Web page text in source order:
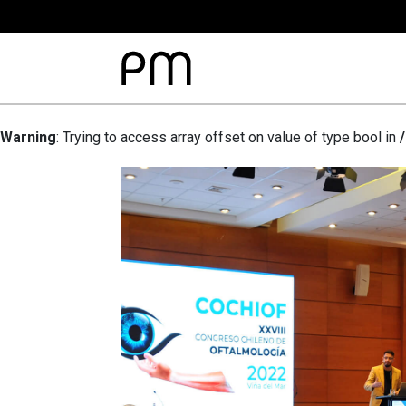
Warning: Trying to access array offset on value of type bool in